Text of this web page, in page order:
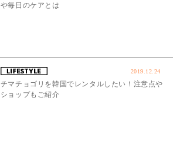
や毎日のケアとは
2019.12.24
チマチョゴリを韓国でレンタルしたい！注意点や
ショップもご紹介